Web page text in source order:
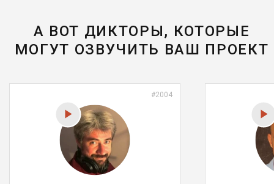
А ВОТ ДИКТОРЫ, КОТОРЫЕ
МОГУТ ОЗВУЧИТЬ ВАШ ПРОЕКТ
#2004